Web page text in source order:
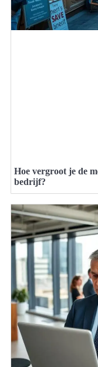
Hoe vergroot je de
bedrijf?